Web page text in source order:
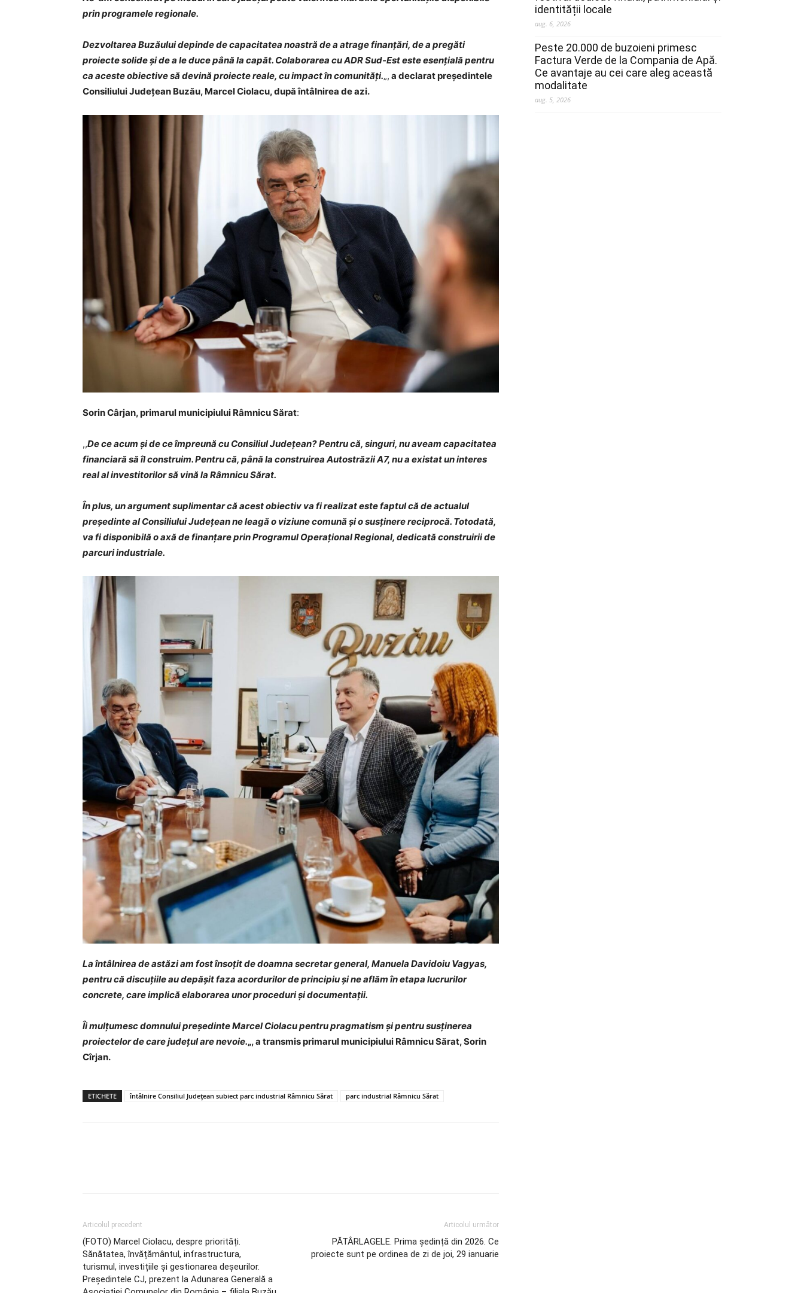
prin programele regionale.
Dezvoltarea Buzăului depinde de capacitatea noastră de a atrage finanțări, de a pregăti
proiecte solide și de a le duce până la capăt. Colaborarea cu ADR Sud-Est este esențială pentru
ca aceste obiective să devină proiecte reale, cu impact în comunități.„, a declarat președintele
Consiliului Județean Buzău, Marcel Ciolacu, după întâlnirea de azi.
Sorin Cârjan, primarul municipiului Râmnicu Sărat:
,,De ce acum și de ce împreună cu Consiliul Județean? Pentru că, singuri, nu aveam capacitatea
financiară să îl construim. Pentru că, până la construirea Autostrăzii A7, nu a existat un interes
real al investitorilor să vină la Râmnicu Sărat.
În plus, un argument suplimentar că acest obiectiv va fi realizat este faptul că de actualul
președinte al Consiliului Județean ne leagă o viziune comună și o susținere reciprocă. Totodată,
va fi disponibilă o axă de finanțare prin Programul Operațional Regional, dedicată construirii de
parcuri industriale.
La întâlnirea de astăzi am fost însoțit de doamna secretar general, Manuela Davidoiu Vagyas,
pentru că discuțiile au depășit faza acordurilor de principiu și ne aflăm în etapa lucrurilor
concrete, care implică elaborarea unor proceduri și documentații.
Îi mulțumesc domnului președinte Marcel Ciolacu pentru pragmatism și pentru susținerea
proiectelor de care județul are nevoie.„, a transmis primarul municipiului Râmnicu Sărat, Sorin
Cîrjan.
ETICHETE întâlnire Consiliul Județean subiect parc industrial Râmnicu Sărat parc industrial Râmnicu Sărat
Articolul precedent
(FOTO) Marcel Ciolacu, despre priorități.
Sănătatea, învățământul, infrastructura,
turismul, investițiile și gestionarea deșeurilor.
Președintele CJ, prezent la Adunarea Generală a
Articolul următor
PĂTÂRLAGELE. Prima ședință din 2026. Ce
proiecte sunt pe ordinea de zi de joi, 29 ianuarie
identității locale
aug. 6, 2026
Peste 20.000 de buzoieni primesc
Factura Verde de la Compania de Apă.
Ce avantaje au cei care aleg această
modalitate
aug. 5, 2026